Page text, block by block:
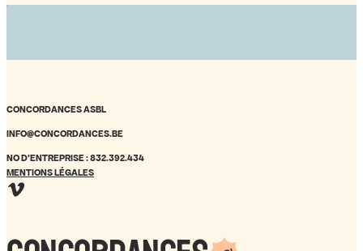
CONCORDANCES ASBL
INFO@CONCORDANCES.BE
NO D’ENTREPRISE : 832.392.434
MENTIONS LÉGALES